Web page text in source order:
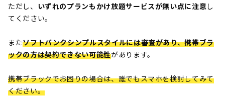
ただし、 いずれのプランもかけ放題サービスが無い点に注意 し
てください。
またソフトバンクシンプルスタイルには審査があり、携帯ブラ
ックの方は契約できない可能性があります。
携帯ブラックでお困りの場合は、誰でもスマホを検討してみて
ください。